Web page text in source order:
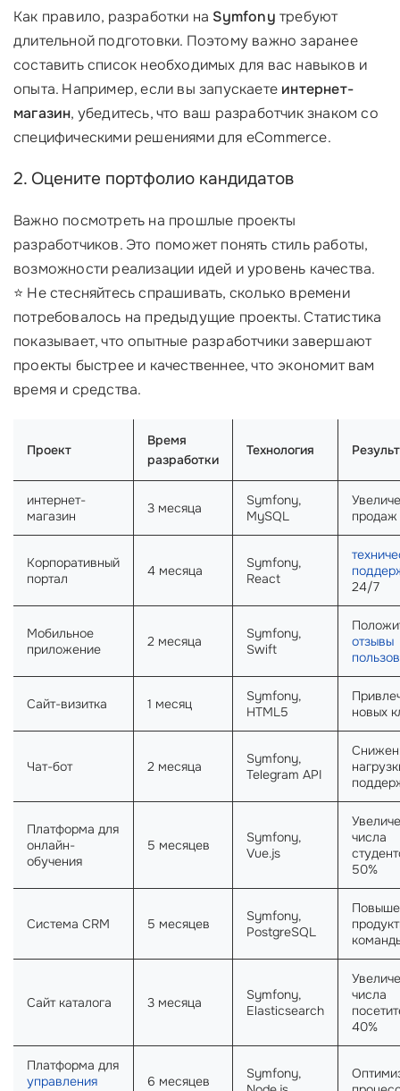
Как правило, разработки на Symfony требуют
длительной подготовки. Поэтому важно заранее
составить список необходимых для вас навыков и
опыта. Например, если вы запускаете интернет-
магазин, убедитесь, что ваш разработчик знаком со
специфическими решениями для eCommerce.
2. Оцените портфолио кандидатов
Важно посмотреть на прошлые проекты
разработчиков. Это поможет понять стиль работы,
возможности реализации идей и уровень качества.
⭐ Не стесняйтесь спрашивать, сколько времени
потребовалось на предыдущие проекты. Статистика
показывает, что опытные разработчики завершают
проекты быстрее и качественнее, что экономит вам
время и средства.
Проект
Время
разработки
Технология
интернет-
магазин
3 месяца
Symfony,
MySQL
продаж
Корпоративный
портал
4 месяца
Symfony,
React
24/7
Мобильное
приложение
2 месяца
Symfony,
Swift
отзывы
Сайт-визитка 1 месяц
Symfony,
HTML5
новых
Чат-бот 2 месяца
Symfony,
Telegram API
Платформа для
онлайн-
обучения
5 месяцев
Symfony,
Vue.js
числа
50%
Система CRM 5 месяцев
Symfony,
PostgreSQL
Сайт каталога 3 месяца
Symfony,
Elasticsearch
числа
40%
Платформа для
управления
6 месяцев
Symfony,